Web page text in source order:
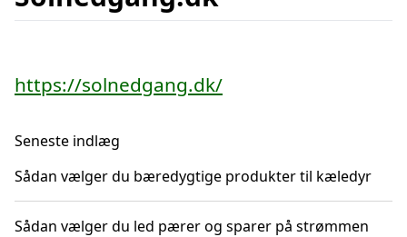
https://solnedgang.dk/
Seneste indlæg
Sådan vælger du bæredygtige produkter til kæledyr
Sådan vælger du led pærer og sparer på strømmen